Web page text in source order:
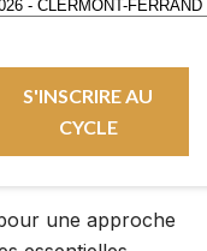
S'INSCRIRE AU
CYCLE
une approche